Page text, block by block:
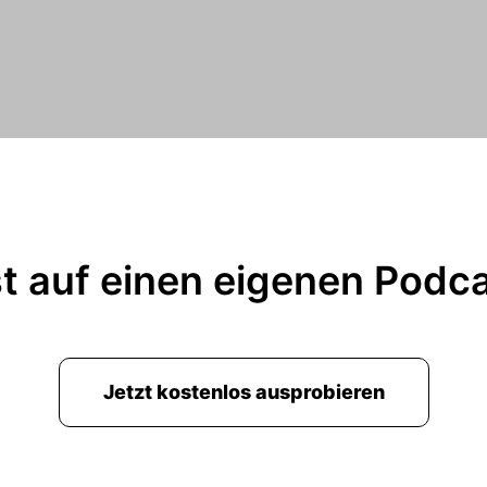
auf einen eigenen
Jetzt kostenlos ausprobieren